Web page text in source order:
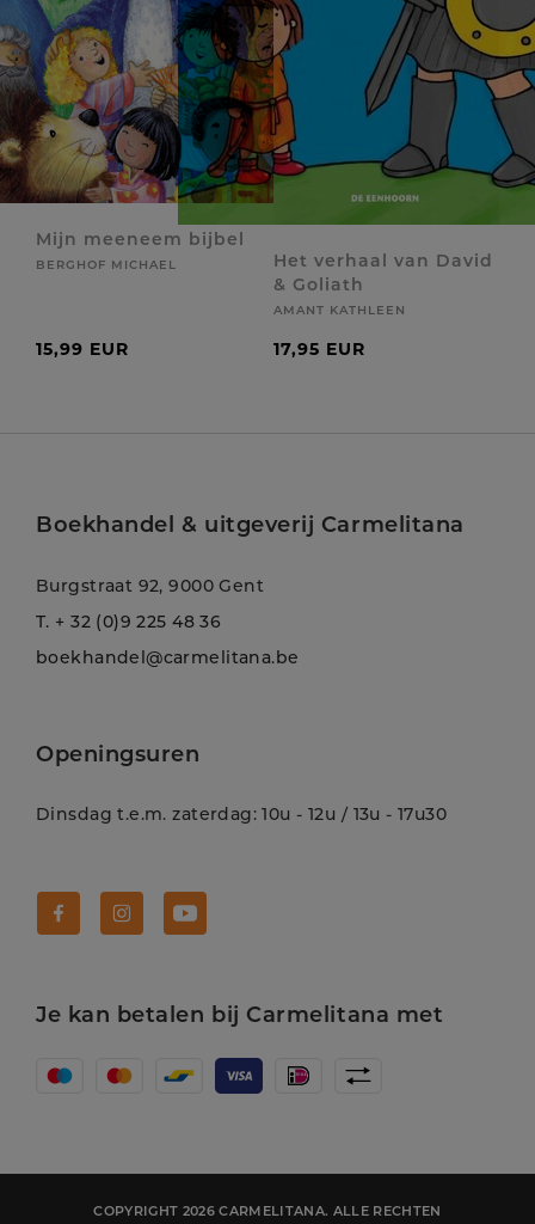
Mijn meeneem bijbel
BERGHOF MICHAEL
15,99 EUR
Het verhaal van David
& Goliath
AMANT KATHLEEN
17,95 EUR
Boekhandel & uitgeverij Carmelitana
Burgstraat 92, 9000 Gent
T. + 32 (0)9 225 48 36
boekhandel@carmelitana.be
Openingsuren
Dinsdag t.e.m. zaterdag: 10u - 12u / 13u - 17u30
Je kan betalen bij Carmelitana met
COPYRIGHT 2026 CARMELITANA. ALLE RECHTEN